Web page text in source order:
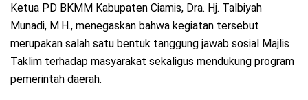
Ketua PD BKMM Kabupaten Ciamis, Dra. Hj. Talbiyah
Munadi, M.H., menegaskan bahwa kegiatan tersebut
merupakan salah satu bentuk tanggung jawab sosial Majlis
Taklim terhadap masyarakat sekaligus mendukung program
pemerintah daerah.